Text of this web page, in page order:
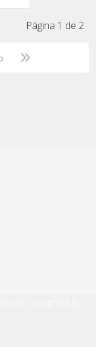
Página 1 de 2